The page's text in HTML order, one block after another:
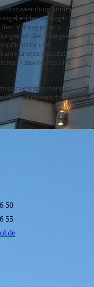
führen,
ergebenden vertraglichen
Vertrag je nach
an den Übergeber,
usw.
Grenzen gesetzt.
Auswirkungen im
entsprechenden
im Einzelnen erörtern.
50
55